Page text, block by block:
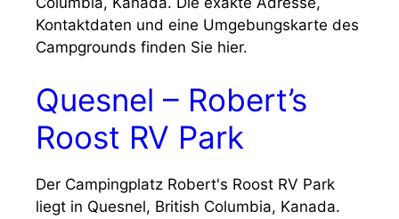
Kontaktdaten und eine Umgebungskarte des
Campgrounds finden Sie hier.
Quesnel – Robert’s
Roost RV Park
Der Campingplatz Robert's Roost RV Park
liegt in Quesnel, British Columbia, Kanada.